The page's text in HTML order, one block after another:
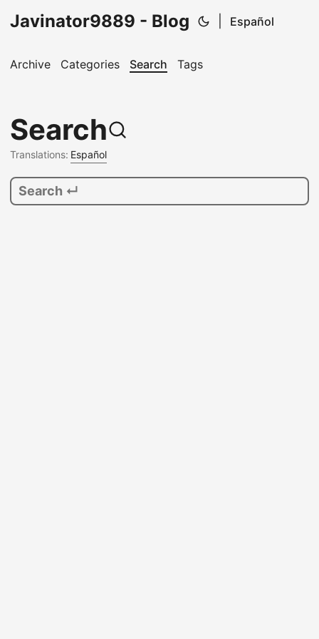
Javinator9889 - Blog Español
Archive Categories Search Tags
Search
Translations: Español